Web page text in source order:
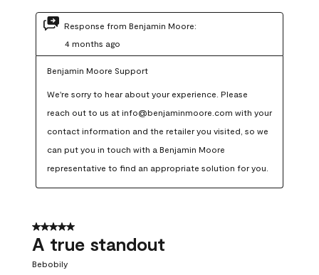
Response from Benjamin Moore:
4 months ago
Benjamin Moore Support
We're sorry to hear about your experience. Please
reach out to us at info@benjaminmoore.com with your
contact information and the retailer you visited, so we
can put you in touch with a Benjamin Moore
representative to find an appropriate solution for you.
5 out of 5 stars.
A true standout
Bebobily